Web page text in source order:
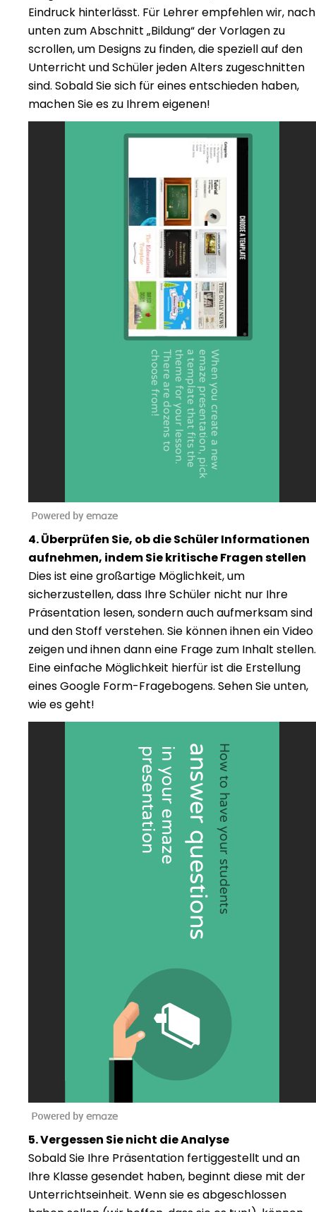
Eindruck hinterlässt. Für Lehrer empfehlen wir, nach
unten zum Abschnitt „Bildung“ der Vorlagen zu
scrollen, um Designs zu finden, die speziell auf den
Unterricht und Schüler jeden Alters zugeschnitten
sind. Sobald Sie sich für eines entschieden haben,
machen Sie es zu Ihrem eigenen!
4. Überprüfen Sie, ob die Schüler Informationen
aufnehmen, indem Sie kritische Fragen stellen
Dies ist eine großartige Möglichkeit, um
sicherzustellen, dass Ihre Schüler nicht nur Ihre
Präsentation lesen, sondern auch aufmerksam sind
und den Stoff verstehen. Sie können ihnen ein Video
zeigen und ihnen dann eine Frage zum Inhalt stellen.
Eine einfache Möglichkeit hierfür ist die Erstellung
eines Google Form-Fragebogens. Sehen Sie unten,
wie es geht!
5. Vergessen Sie nicht die Analyse
Sobald Sie Ihre Präsentation fertiggestellt und an
Ihre Klasse gesendet haben, beginnt diese mit der
Unterrichtseinheit. Wenn sie es abgeschlossen